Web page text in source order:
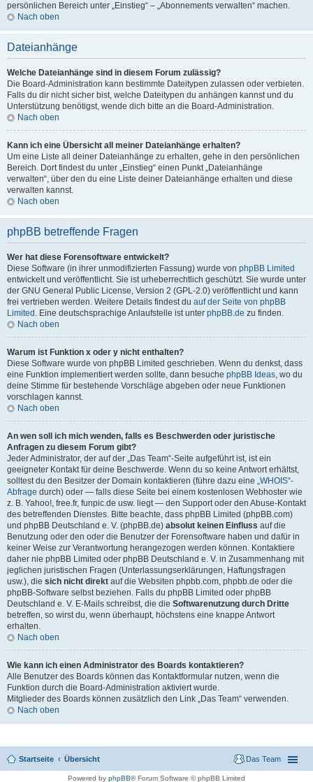
persönlichen Bereich unter „Einstieg“ – „Abonnements verwalten“ machen.
Nach oben
Dateianhänge
Welche Dateianhänge sind in diesem Forum zulässig?
Die Board-Administration kann bestimmte Dateitypen zulassen oder verbieten.
Falls du dir nicht sicher bist, welche Dateitypen du anhängen kannst und du
Unterstützung benötigst, wende dich bitte an die Board-Administration.
Nach oben
Kann ich eine Übersicht all meiner Dateianhänge erhalten?
Um eine Liste all deiner Dateianhänge zu erhalten, gehe in den persönlichen
Bereich. Dort findest du unter „Einstieg“ einen Punkt „Dateianhänge
verwalten“, über den du eine Liste deiner Dateianhänge erhalten und diese
verwalten kannst.
Nach oben
phpBB betreffende Fragen
Wer hat diese Forensoftware entwickelt?
Diese Software (in ihrer unmodifizierten Fassung) wurde von phpBB Limited
entwickelt und veröffentlicht. Sie ist urheberrechtlich geschützt. Sie wurde unter
der GNU General Public License, Version 2 (GPL-2.0) veröffentlicht und kann
frei vertrieben werden. Weitere Details findest du auf der Seite von phpBB
Limited . Eine deutschsprachige Anlaufstelle ist unter phpBB.de zu finden.
Nach oben
Warum ist Funktion x oder y nicht enthalten?
Diese Software wurde von phpBB Limited geschrieben. Wenn du denkst, dass
eine Funktion implementiert werden sollte, dann besuche phpBB Ideas, wo du
deine Stimme für bestehende Vorschläge abgeben oder neue Funktionen
vorschlagen kannst.
Nach oben
An wen soll ich mich wenden, falls es Beschwerden oder juristische
Anfragen zu diesem Forum gibt?
Jeder Administrator, der auf der „Das Team“-Seite aufgeführt ist, ist ein
geeigneter Kontakt für deine Beschwerde. Wenn du so keine Antwort erhältst,
solltest du den Besitzer der Domain kontaktieren (führe dazu eine „WHOIS“-
Abfrage durch) oder — falls diese Seite bei einem kostenlosen Webhoster wie
z. B. Yahoo!, free.fr, funpic.de usw. liegt — den Support oder den Abuse-Kontakt
des betreffenden Dienstes. Bitte beachte, dass phpBB Limited (phpBB.com)
und phpBB Deutschland e. V. (phpBB.de) absolut keinen Einfluss auf die
Benutzung oder den oder die Benutzer der Forensoftware haben und dafür in
keiner Weise zur Verantwortung herangezogen werden können. Kontaktiere
daher nie phpBB Limited oder phpBB Deutschland e. V. in Zusammenhang mit
jeglichen juristischen Fragen (Unterlassungserklärungen, Haftungsfragen
usw.), die sich nicht direkt auf die Websiten phpbb.com, phpbb.de oder die
phpBB-Software selbst beziehen. Falls du phpBB Limited oder phpBB
Deutschland e. V. E-Mails schreibst, die die Softwarenutzung durch Dritte
betreffen, so wirst du, wenn überhaupt, höchstens eine knappe Antwort
erhalten.
Nach oben
Wie kann ich einen Administrator des Boards kontaktieren?
Alle Benutzer des Boards können das Kontaktformular nutzen, wenn die
Funktion durch die Board-Administration aktiviert wurde.
Mitglieder des Boards können zusätzlich den Link „Das Team“ verwenden.
Nach oben
Startseite Übersicht Das Team
Powered by phpBB® Forum Software © phpBB Limited